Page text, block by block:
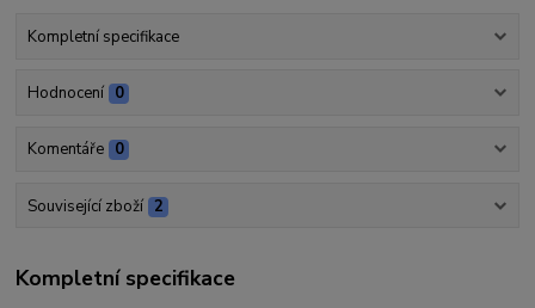
Kompletní specifikace
Hodnocení 0
Komentáře 0
Související zboží 2
Kompletní specifikace